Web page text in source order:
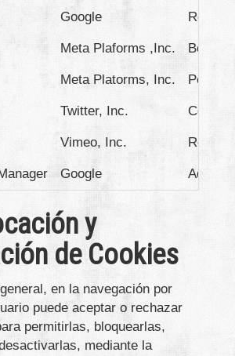
Google
Meta Plaforms ,Inc. Botón
Meta Platorms, Inc. Perfil
Twitter, Inc.
Vimeo, Inc.
Google
y
de Cookies
en la navegación por
puede aceptar o rechazar
permitirlas, bloquearlas,
mediante la